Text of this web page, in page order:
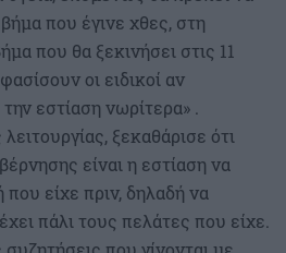
που έγινε χθες, στη
που θα ξεκινήσει στις 11
οι ειδικοί αν
εστίαση νωρίτερα» .
ξεκαθάρισε ότι
είναι η εστίαση να
είχε πριν, δηλαδή να
πάλι τους πελάτες που είχε.